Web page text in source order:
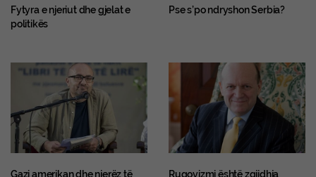
Fytyra e njeriut dhe gjelat e
politikës
Pse s’po ndryshon Serbia?
Gazi amerikan dhe njerëz të
Rugovizmi është zgjidhja